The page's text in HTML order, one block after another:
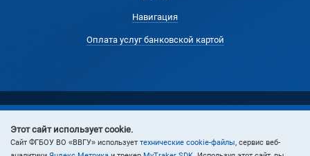
Навигация
Оплата услуг банковской картой
© 2024 Владивостокский государственный университет
Этот сайт использует cookie.
Cайт ФГБОУ ВО «ВВГУ» использует технические cookie-файлы, сервис веб-